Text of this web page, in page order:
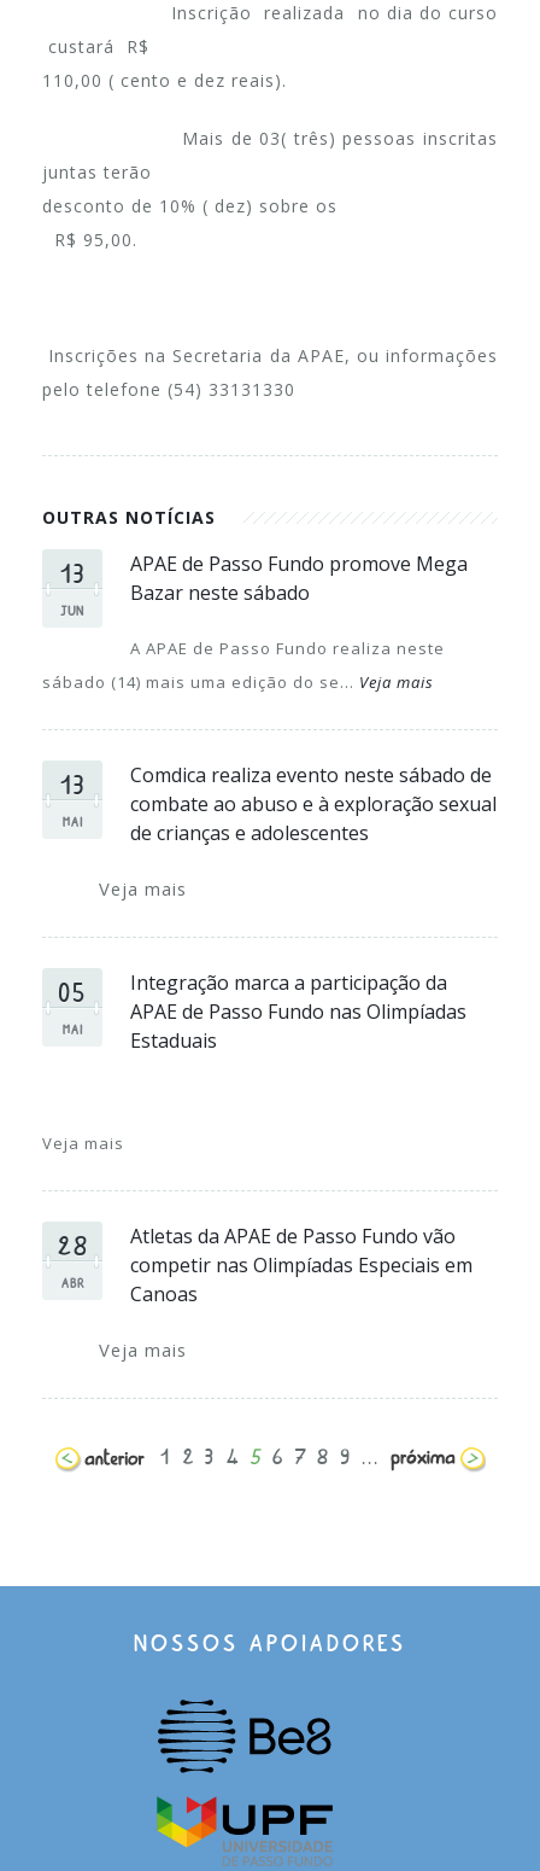
Inscrição realizada no dia do curso
custará R$
110,00 ( cento e dez reais).
Mais de 03( três) pessoas inscritas
juntas terão
desconto de 10% ( dez) sobre os
R$ 95,00.
Inscrições na Secretaria da APAE, ou informações
pelo telefone (54) 33131330
OUTRAS NOTÍCIAS
13
JUN
APAE de Passo Fundo promove Mega
Bazar neste sábado
A APAE de Passo Fundo realiza neste
sábado (14) mais uma edição do se... Veja mais
13
MAI
Comdica realiza evento neste sábado de
combate ao abuso e à exploração sexual
de crianças e adolescentes
Veja mais
05
MAI
Integração marca a participação da
APAE de Passo Fundo nas Olimpíadas
Estaduais
Veja mais
28
ABR
Atletas da APAE de Passo Fundo vão
competir nas Olimpíadas Especiais em
Canoas
Veja mais
1 2 3 4 5 6 7 8 9 ...
NOSSOS APOIADORES